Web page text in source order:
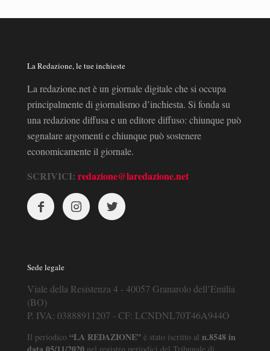
La Redazione, le tue inchieste
La redazione.net è un giornale digitale che si occupa
principalmente di giornalismo d’inchiesta. Si fonda su
una redazione diffusa e un editore diffuso: chiunque può
segnalare argomenti e chiunque può sostenere
economicamente il giornale.
SCRIVICI: redazione@laredazione.net
Sede legale
Viale della Resistenza 4 - 40057 Granarolo dell’Emilia
(BO)
P. IVA: 03888911207 - CF: LCNDNL70T46A944O
Il periodico “LA REDAZIONE” è stato iscritto al n.8548 in